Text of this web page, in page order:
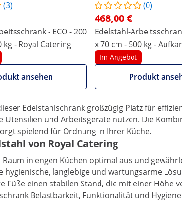
(3)
- ECO - 200
kg - Royal Catering
ansehen
(0)
468,00 €
Edelstahl-
x 70 cm - 500 kg -
Catering
Im Angebot
Produkt
und flexibel einsetzbarer Ablage
von bis zu 500 kg auf drei Ebenen eignet
Edelstahlschrank großzügig Platz für
und Arbeitsgeräte nutzen. Die
spielend für Ordnung in Ihrer Küche.
von Royal Catering
in engen Küchen optimal aus und
langlebige und wartungsarme
einen stabilen Stand, die mit einer Höhe
Belastbarkeit, Funktionalität und Hygiene.